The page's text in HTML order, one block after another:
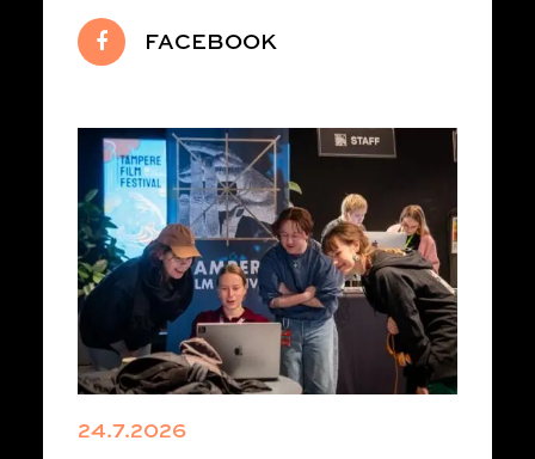
FACEBOOK
24.7.2026